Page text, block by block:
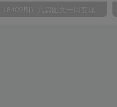
（8409期）几篇图文一周变现1500＋，深度拆解面试掘金项目，小白轻松上手